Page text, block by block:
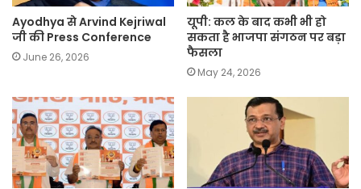
Ayodhya से Arvind Kejriwal
जी की Press Conference
June 26, 2026
यूपी: कल के बाद कभी भी हो
सकता है भाजपा संगठन पर बड़ा
फैसला
May 24, 2026